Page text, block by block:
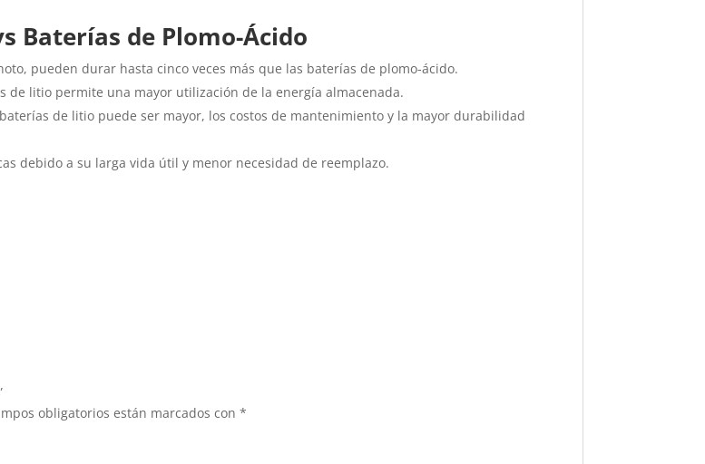
Baterías de Plomo-Ácido
pueden durar hasta cinco veces más que las baterías de plomo-ácido.
de litio permite una mayor utilización de la energía almacenada.
de litio puede ser mayor, los costos de mantenimiento y la mayor durabilidad
debido a su larga vida útil y menor necesidad de reemplazo.
obligatorios están marcados con*